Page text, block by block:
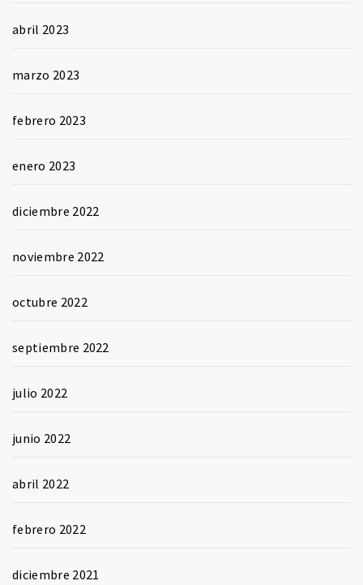
abril 2023
marzo 2023
febrero 2023
enero 2023
diciembre 2022
noviembre 2022
octubre 2022
septiembre 2022
julio 2022
junio 2022
abril 2022
febrero 2022
diciembre 2021